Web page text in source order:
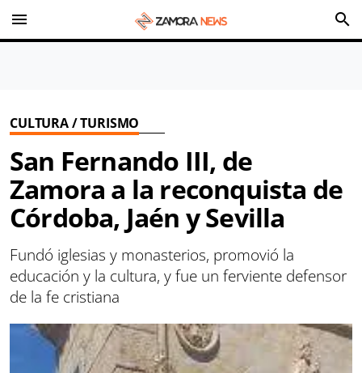
menu search
CULTURA / TURISMO
San Fernando III, de
Zamora a la reconquista de
Córdoba, Jaén y Sevilla
Fundó iglesias y monasterios, promovió la
educación y la cultura, y fue un ferviente defensor
de la fe cristiana